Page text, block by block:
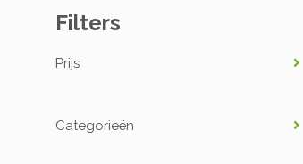
Filters
Prijs
Categorieën